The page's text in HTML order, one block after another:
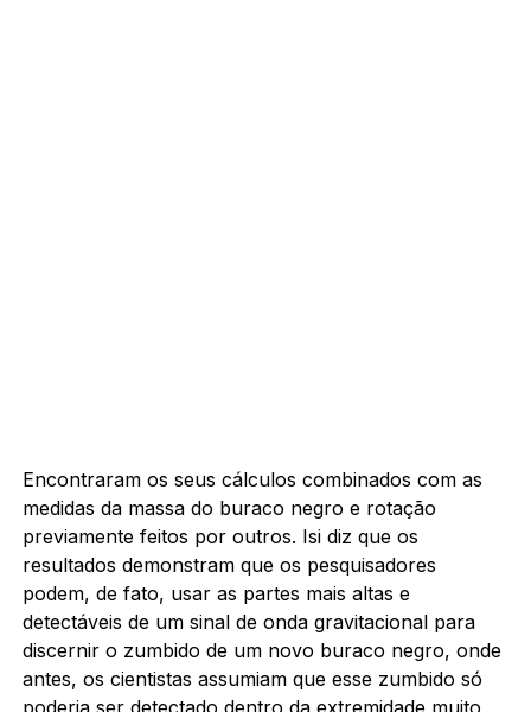
Encontraram os seus cálculos combinados com as
medidas da massa do buraco negro e rotação
previamente feitos por outros. Isi diz que os
resultados demonstram que os pesquisadores
podem, de fato, usar as partes mais altas e
detectáveis de um sinal de onda gravitacional para
discernir o zumbido de um novo buraco negro, onde
antes, os cientistas assumiam que esse zumbido só
poderia ser detectado dentro da extremidade muito